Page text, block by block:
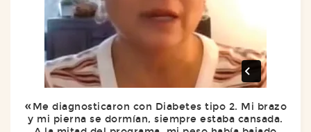
Me diagnosticaron con Diabetes tipo 2. Mi brazo
y mi pierna se dormían, siempre estaba cansada.